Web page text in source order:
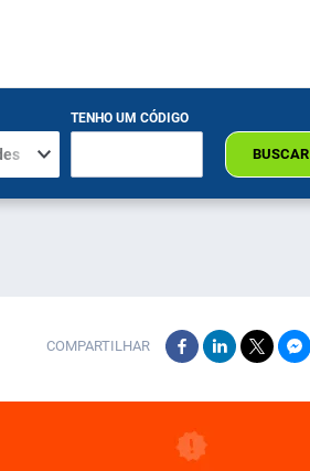
TENHO UM CÓDIGO
BUSCAR
COMPARTILHAR